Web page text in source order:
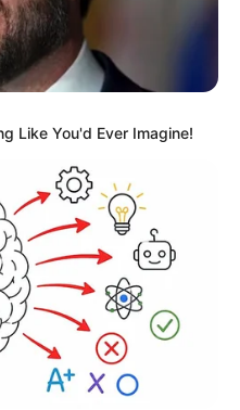
Like You'd Ever Imagine!